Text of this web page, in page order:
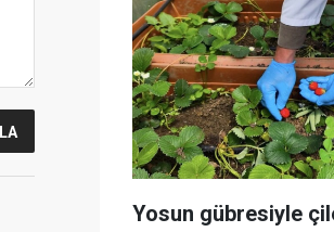
Yosun gübresiyle